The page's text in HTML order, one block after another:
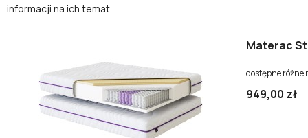
informacji na ich temat.
Materac
dostępne różne
949,00 zł